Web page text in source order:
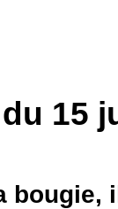
15
bougie,